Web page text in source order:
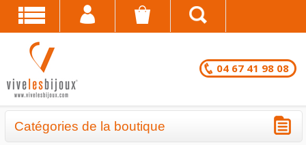
04 67 41 98 08
Catégories de la boutique